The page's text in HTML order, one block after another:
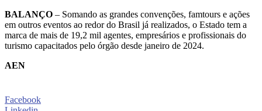
BALANÇO – Somando as grandes convenções, famtours e ações
em outros eventos ao redor do Brasil já realizados, o Estado tem a
marca de mais de 19,2 mil agentes, empresários e profissionais do
turismo capacitados pelo órgão desde janeiro de 2024.
AEN
Facebook